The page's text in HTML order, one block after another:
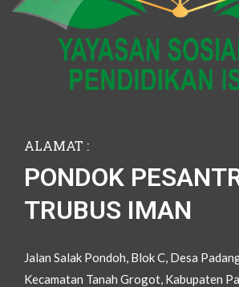
ALAMAT :
PONDOK
TRUBUS IMAN
Jalan Salak Pondoh, Blok C, Desa
Kecamatan Tanah Grogot, Kabupaten